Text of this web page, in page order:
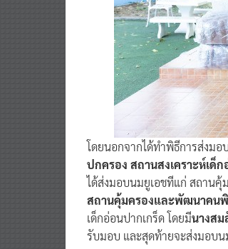
โดยนอกจากได้ทำพิธีการส่งม
ปกครอง สถานสงเคราะห์เด็
ได้ส่งมอบนมยูเอชทีแก่ สถาน
สถานคุ้มครองและพัฒนาคน
เด็กอ่อนปากเกร็ด โดยมีนางสม
รับมอบ และสุดท้ายจะส่งมอบน